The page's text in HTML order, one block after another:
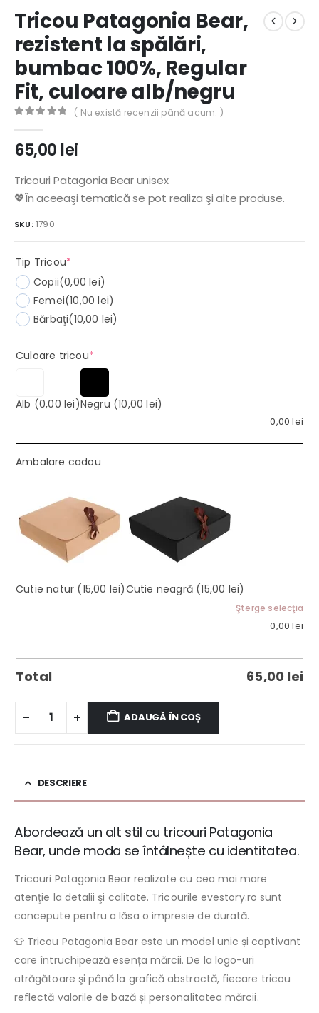
Tricou Patagonia Bear,
rezistent la spălări,
bumbac 100%, Regular
Fit, culoare alb/negru
( Nu există recenzii până acum. )
65,00 lei
Tricouri Patagonia Bear unisex
💖În aceeaşi tematică se pot realiza şi alte produse.
SKU: 1790
Tip Tricou*
Copii(0,00 lei)
Femei(10,00 lei)
Bărbaţi(10,00 lei)
Culoare tricou*(required)
Alb (0,00 lei)Negru (10,00 lei)
0,00lei
Ambalare cadou
Cutie natur (15,00 lei)Cutie neagră (15,00 lei)
Şterge selecţia
0,00lei
Total 65,00 lei
ADAUGĂ ÎN COȘ
DESCRIERE
Abordează un alt stil cu tricouri Patagonia
Bear, unde moda se întâlnește cu identitatea.
Tricouri Patagonia Bear realizate cu cea mai mare
atenţie la detalii şi calitate. Tricourile evestory.ro sunt
concepute pentru a lăsa o impresie de durată.
👕 Tricou Patagonia Bear este un model unic și captivant
care întruchipează esența mărcii. De la logo-uri
atrăgătoare şi până la grafică abstractă, fiecare tricou
reflectă valorile de bază și personalitatea mărcii.